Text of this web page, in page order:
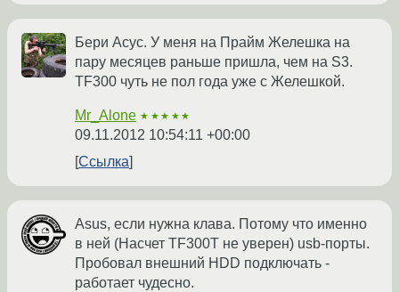
Бери Асус. У меня на Прайм Желешка на
пару месяцев раньше пришла, чем на S3.
TF300 чуть не пол года уже с Желешкой.
Mr_Alone ★★★★★
09.11.2012 10:54:11 +00:00
Ссылка
Asus, если нужна клава. Потому что именно
в ней (Насчет TF300T не уверен) usb-порты.
Пробовал внешний HDD подключать -
работает чудесно.